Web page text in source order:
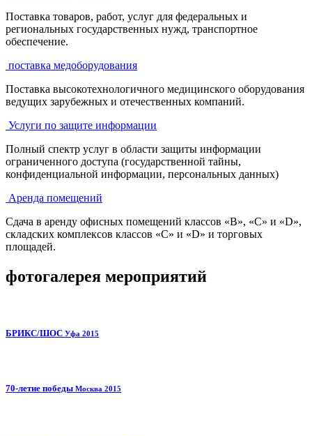
Поставка товаров, работ, услуг для федеральных и
региональных государственных нужд, транспортное
обеспечение.
поставка медоборудования
Поставка высокотехнологичного медицинского оборудования
ведущих зарубежных и отечественных компаний.
Услуги по защите информации
Полный спектр услуг в области защиты информации
ограниченного доступа (государственной тайны,
конфиденциальной информации, персональных данных)
Аренда помещений
Сдача в аренду офисных помещений классов «В», «С» и «D»,
складских комплексов классов «С» и «D» и торговых
площадей.
фотогалерея мероприятий
БРИКС/ШОС Уфа 2015
70-летие победы Москва 2015